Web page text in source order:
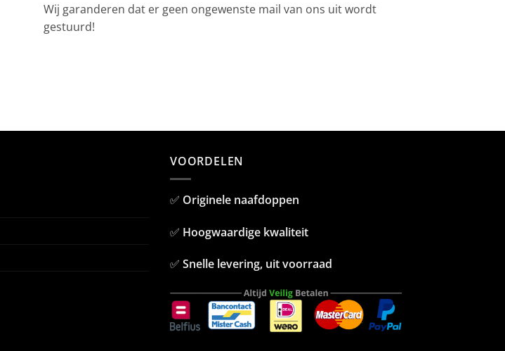
Wij garanderen dat er geen ongewenste mail van ons uit wordt
gestuurd!
VOORDELEN
✅ Originele naafdoppen
✅ Hoogwaardige kwaliteit
✅ Snelle levering, uit voorraad